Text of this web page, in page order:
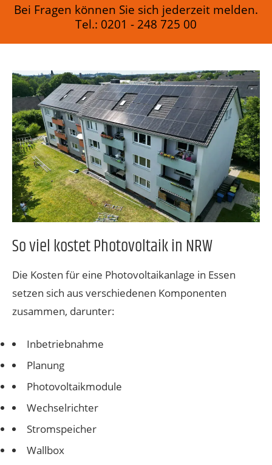
Bei Fragen können Sie sich jederzeit melden.
Tel.: 0201 - 248 725 00
So viel kostet Photovoltaik in NRW
Die Kosten für eine Photovoltaikanlage in Essen
setzen sich aus verschiedenen Komponenten
zusammen, darunter:
Inbetriebnahme
Planung
Photovoltaikmodule
Wechselrichter
Stromspeicher
Wallbox